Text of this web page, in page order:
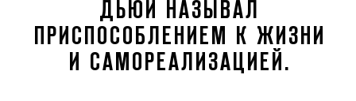
ДЬЮИ НАЗЫВАЛ
ПРИСПОСОБЛЕНИЕМ К ЖИЗНИ
И САМОРЕАЛИЗАЦИЕЙ.